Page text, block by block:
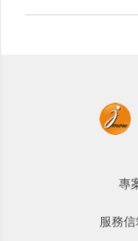
專
服務